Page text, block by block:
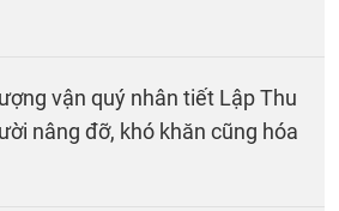
vận quý nhân tiết Lập Thu
nâng đỡ, khó khăn cũng hóa